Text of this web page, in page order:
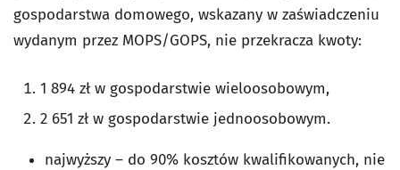
gospodarstwa domowego, wskazany w zaświadczeniu
wydanym przez MOPS/GOPS, nie przekracza kwoty:
1 894 zł w gospodarstwie wieloosobowym,
2 651 zł w gospodarstwie jednoosobowym.
najwyższy – do 90% kosztów kwalifikowanych, nie